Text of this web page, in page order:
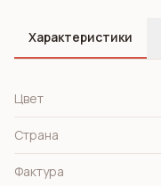
Характеристики
Цвет
Страна
Фактура